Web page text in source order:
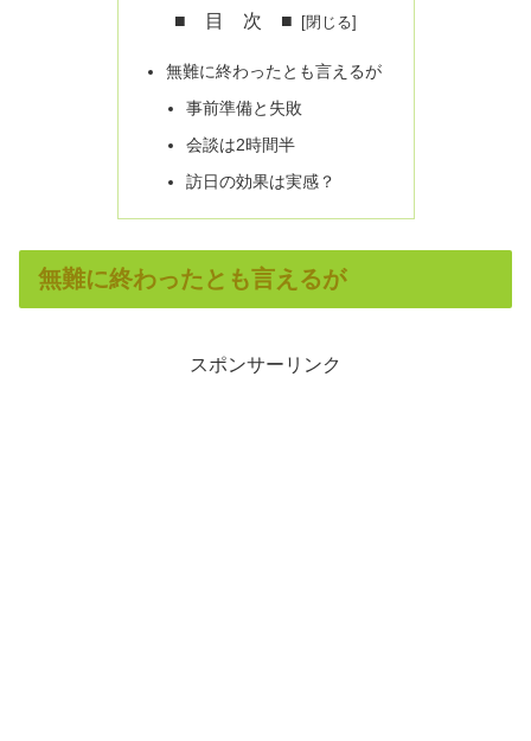
■ 目 次 ■
無難に終わったとも言えるが
事前準備と失敗
会談は2時間半
訪日の効果は実感？
無難に終わったとも言えるが
スポンサーリンク